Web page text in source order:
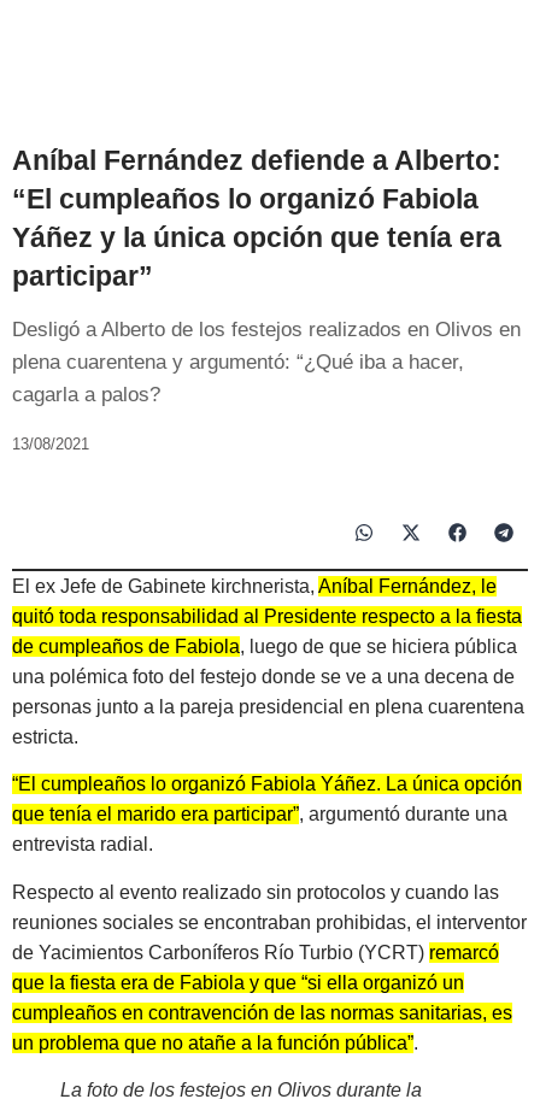
Aníbal Fernández defiende a Alberto:
“El cumpleaños lo organizó Fabiola
Yáñez y la única opción que tenía era
participar”
Desligó a Alberto de los festejos realizados en Olivos en
plena cuarentena y argumentó: “¿Qué iba a hacer,
cagarla a palos?
13/08/2021
El ex Jefe de Gabinete kirchnerista, Aníbal Fernández, le
quitó toda responsabilidad al Presidente respecto a la fiesta
de cumpleaños de Fabiola, luego de que se hiciera pública
una polémica foto del festejo donde se ve a una decena de
personas junto a la pareja presidencial en plena cuarentena
estricta.
“El cumpleaños lo organizó Fabiola Yáñez. La única opción
que tenía el marido era participar”, argumentó durante una
entrevista radial.
Respecto al evento realizado sin protocolos y cuando las
reuniones sociales se encontraban prohibidas, el interventor
de Yacimientos Carboníferos Río Turbio (YCRT) remarcó
que la fiesta era de Fabiola y que “si ella organizó un
cumpleaños en contravención de las normas sanitarias, es
un problema que no atañe a la función pública”.
La foto de los festejos en Olivos durante la